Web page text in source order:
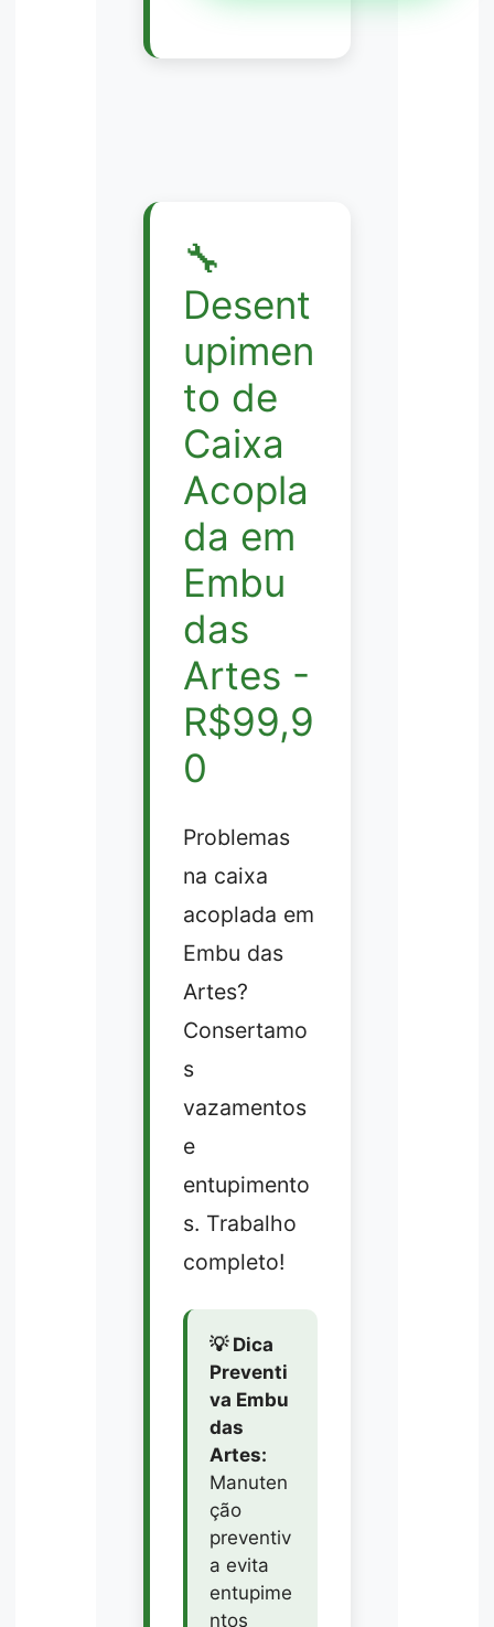
🔧
Desent
upimen
to de
Caixa
Acopla
da em
Embu
das
Artes -
R$99,9
0
Problemas
na caixa
acoplada em
Embu das
Artes?
Consertamo
s
vazamentos
e
entupimento
s. Trabalho
completo!
💡 Dica
Preventi
va Embu
das
Artes:
Manuten
ção
preventiv
a evita
entupime
ntos